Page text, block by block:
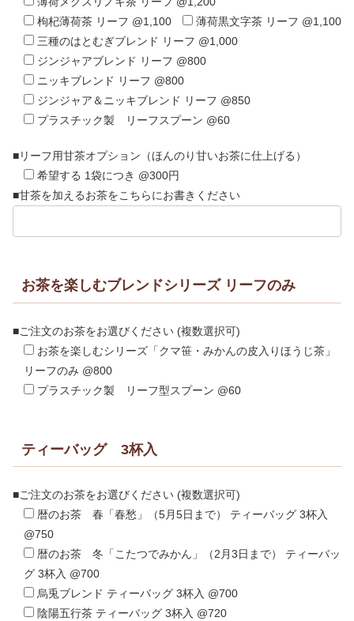
枸杞薄荷茶 リーフ @1,100
薄荷黒文字茶 リーフ @1,100
三種のはとむぎブレンド リーフ @1,000
ジンジャアブレンド リーフ @800
ニッキブレンド リーフ @800
ジンジャア＆ニッキブレンド リーフ @850
プラスチック製 リーフスプーン @60
■リーフ用甘茶オプション（ほんのり甘いお茶に仕上げる）
希望する 1袋につき @300円
■甘茶を加えるお茶をこちらにお書きください
お茶を楽しむブレンドシリーズ リーフのみ
■ご注文のお茶をお選びください (複数選択可)
お茶を楽しむシリーズ「クマ笹・みかんの皮入りほうじ茶」
リーフのみ @800
プラスチック製 リーフ型スプーン @60
ティーバッグ 3杯入
■ご注文のお茶をお選びください (複数選択可)
暦のお茶 春「春愁」（5月5日まで） ティーバッグ 3杯入
@750
暦のお茶 冬「こたつでみかん」（2月3日まで） ティーバッ
グ 3杯入 @700
烏兎ブレンド ティーバッグ 3杯入 @700
陰陽五行茶 ティーバッグ 3杯入 @720